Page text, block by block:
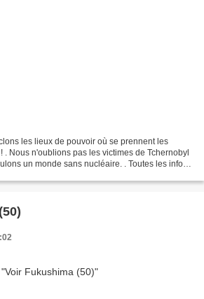
les lieux de pouvoir où se prennent les
. Nous n'oublions pas les victimes de Tchernobyl
un monde sans nucléaire. . Toutes les infos